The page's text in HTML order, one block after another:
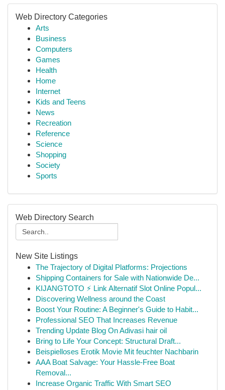
Web Directory Categories
Arts
Business
Computers
Games
Health
Home
Internet
Kids and Teens
News
Recreation
Reference
Science
Shopping
Society
Sports
Web Directory Search
New Site Listings
The Trajectory of Digital Platforms: Projections
Shipping Containers for Sale with Nationwide De...
KIJANGTOTO ⚡ Link Alternatif Slot Online Popul...
Discovering Wellness around the Coast
Boost Your Routine: A Beginner's Guide to Habit...
Professional SEO That Increases Revenue
Trending Update Blog On Adivasi hair oil
Bring to Life Your Concept: Structural Draft...
Beispielloses Erotik Movie Mit feuchter Nachbarin
AAA Boat Salvage: Your Hassle-Free Boat
Removal...
Increase Organic Traffic With Smart SEO